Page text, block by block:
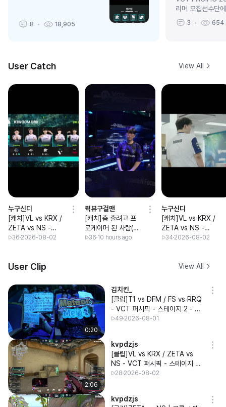
8 18,905
리머 모집선수단
머를 모집합니다
발표개별 이메일
3 654
User Catch View All
누구신디
[캐치]VL vs KRX /
ZETA vs NS -
VCT 퍼시픽 - 스테
36 2026-08-02
퀵뷰구걸맨
[캐치]춤 출려고 프
로게이머 된 사람(오
늘자 대회 입장 춤)
36 10 hours ago
누구신디
[캐치]VL vs KRX /
ZETA vs NS -
VCT 퍼시픽 - 스테
34 2026-08-02
User Clip View All
0:20
김치킨_
[클립]T1 vs DFM / FS vs RRQ
- VCT 퍼시픽 - 스테이지 2 - 그
룹 스테이지 - Day 11
49 2026-08-01
2:06
kvpdzjs
[클립]VL vs KRX / ZETA vs
NS - VCT 퍼시픽 - 스테이지 2
- 그룹 스테이지 - Day 12
28 2026-08-02
kvpdzjs